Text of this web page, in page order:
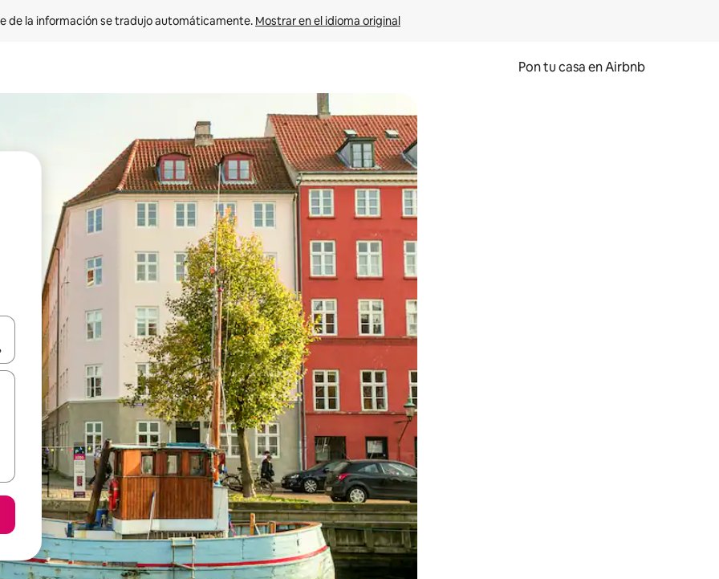
de la información se tradujo automáticamente. Mostrar en el idioma original
Pon tu casa en Airbnb
las teclas de flecha hacia arriba y hacia abajo o explora con el tacto o desliza el dedo.